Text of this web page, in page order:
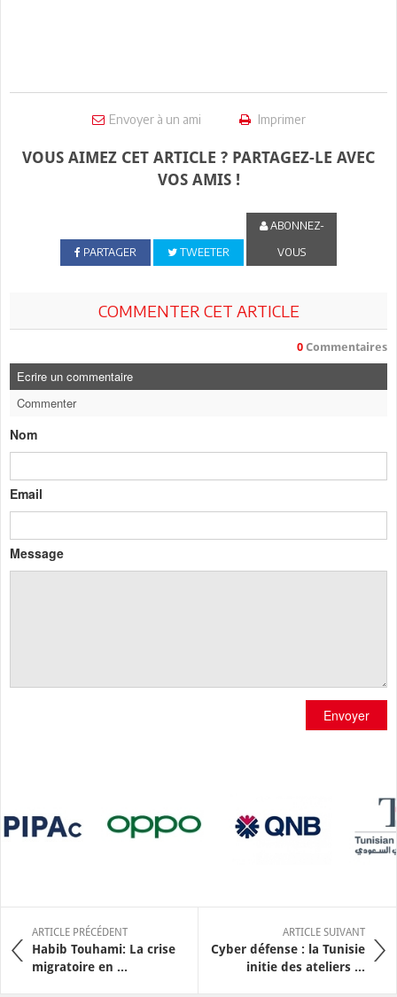
Envoyer à un ami Imprimer
VOUS AIMEZ CET ARTICLE ? PARTAGEZ-LE AVEC
VOS AMIS !
PARTAGER TWEETER
ABONNEZ-
VOUS
COMMENTER CET ARTICLE
0 Commentaires
Ecrire un commentaire
Commenter
Nom
Email
Message
Envoyer
ARTICLE PRÉCÉDENT
Habib Touhami: La crise
migratoire en ...
ARTICLE SUIVANT
Cyber défense : la Tunisie
initie des ateliers ...